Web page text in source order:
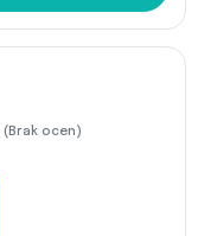
(Brak ocen)